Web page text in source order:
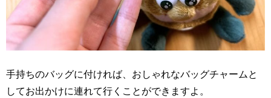
手持ちのバッグに付ければ、おしゃれなバッグチャームと
してお出かけに連れて行くことができますよ。